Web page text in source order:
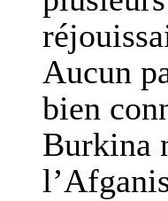
Aucun
bien
Burkina